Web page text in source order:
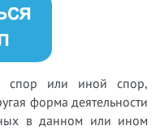
спор или иной спор,
форма деятельности
в данном или ином